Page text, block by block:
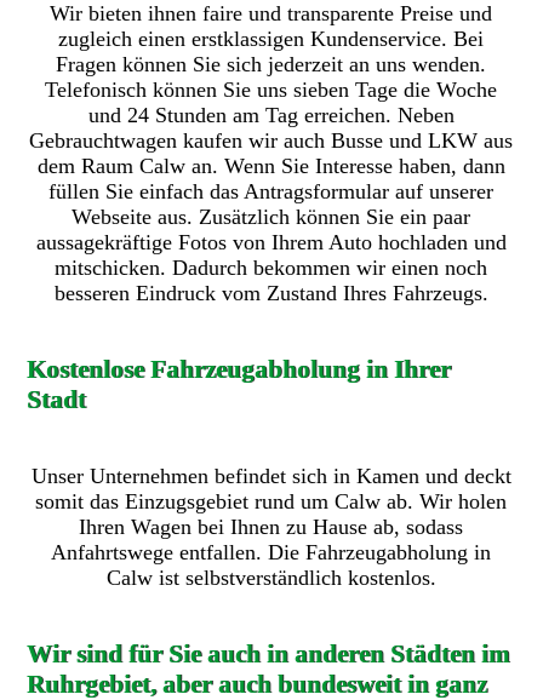
Wir bieten ihnen faire und transparente Preise und
zugleich einen erstklassigen Kundenservice. Bei
Fragen können Sie sich jederzeit an uns wenden.
Telefonisch können Sie uns sieben Tage die Woche
und 24 Stunden am Tag erreichen. Neben
Gebrauchtwagen kaufen wir auch Busse und LKW aus
dem Raum Calw an. Wenn Sie Interesse haben, dann
füllen Sie einfach das Antragsformular auf unserer
Webseite aus. Zusätzlich können Sie ein paar
aussagekräftige Fotos von Ihrem Auto hochladen und
mitschicken. Dadurch bekommen wir einen noch
besseren Eindruck vom Zustand Ihres Fahrzeugs.
Kostenlose Fahrzeugabholung in Ihrer
Stadt
Unser Unternehmen befindet sich in Kamen und deckt
somit das Einzugsgebiet rund um Calw ab. Wir holen
Ihren Wagen bei Ihnen zu Hause ab, sodass
Anfahrtswege entfallen. Die Fahrzeugabholung in
Calw ist selbstverständlich kostenlos.
Wir sind für Sie auch in anderen Städten im
Ruhrgebiet, aber auch bundesweit in ganz